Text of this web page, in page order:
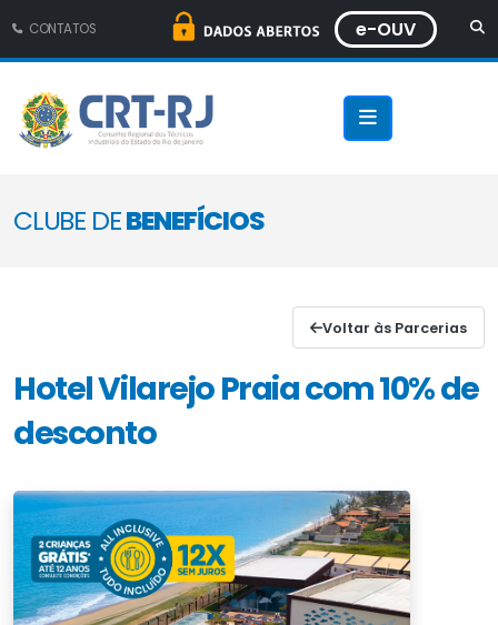
CONTATOS e-OUV
CLUBE DEBENEFÍCIOS
Voltar às Parcerias
Hotel Vilarejo Praia com 10% de
desconto